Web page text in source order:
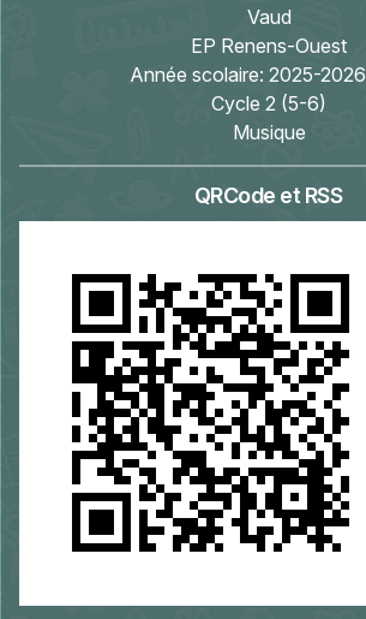
Vaud
EP Renens-Ouest
Année scolaire: 2025-2026
Cycle 2 (5-6)
Musique
QRCode et RSS